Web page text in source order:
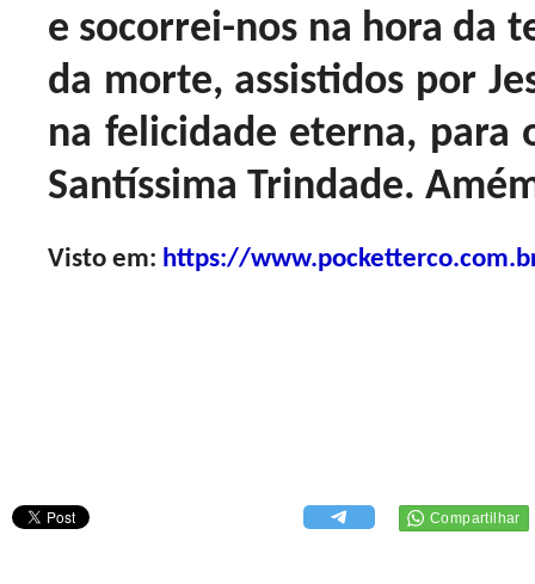
e socorrei-nos na hora da
da morte, assistidos por
na felicidade eterna, para
Santíssima Trindade.
Visto em: https://